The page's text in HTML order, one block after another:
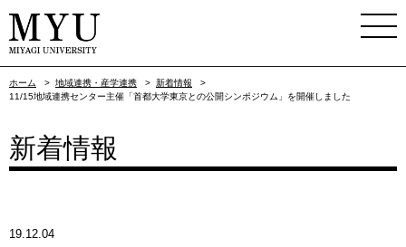
ホーム > 地域連携・産学連携 > 新着情報
>
11/15地域連携センター主催「首都大学東京との公開シンポジウム」を開催しました
新着情報
19.12.04